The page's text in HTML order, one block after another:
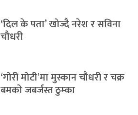
‘दिल के पता’ खोज्दै नरेश र सविना
चौधरी
‘गोरी मोटी’मा मुस्कान चौधरी र चक्र
बमको जबर्जस्त ठुम्का